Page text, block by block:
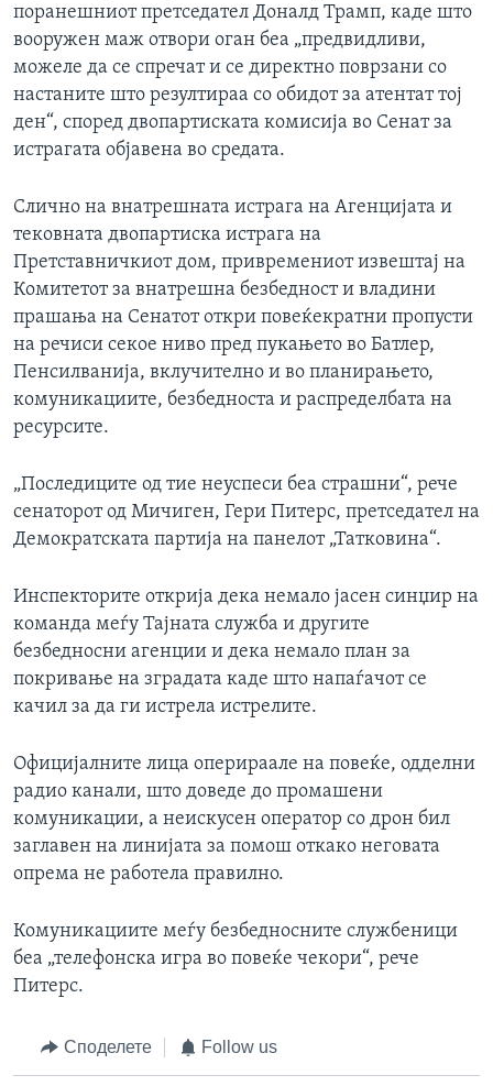
поранешниот претседател Доналд Трамп, каде што
вооружен маж отвори оган беа „предвидливи,
можеле да се спречат и се директно поврзани со
настаните што резултираа со обидот за атентат тој
ден“, според двопартиската комисија во Сенат за
истрагата објавена во средата.
Слично на внатрешната истрага на Агенцијата и
тековната двопартиска истрага на
Претставничкиот дом, привремениот извештај на
Комитетот за внатрешна безбедност и владини
прашања на Сенатот откри повеќекратни пропусти
на речиси секое ниво пред пукањето во Батлер,
Пенсилванија, вклучително и во планирањето,
комуникациите, безбедноста и распределбата на
ресурсите.
„Последиците од тие неуспеси беа страшни“, рече
сенаторот од Мичиген, Гери Питерс, претседател на
Демократската партија на панелот „Татковина“.
Инспекторите открија дека немало јасен синџир на
команда меѓу Тајната служба и другите
безбедносни агенции и дека немало план за
покривање на зградата каде што напаѓачот се
качил за да ги истрела истрелите.
Официјалните лица оперираале на повеќе, одделни
радио канали, што доведе до промашени
комуникации, а неискусен оператор со дрон бил
заглавен на линијата за помош откако неговата
опрема не работела правилно.
Комуникациите меѓу безбедносните службеници
беа „телефонска игра во повеќе чекори“, рече
Питерс.
Споделете Follow us